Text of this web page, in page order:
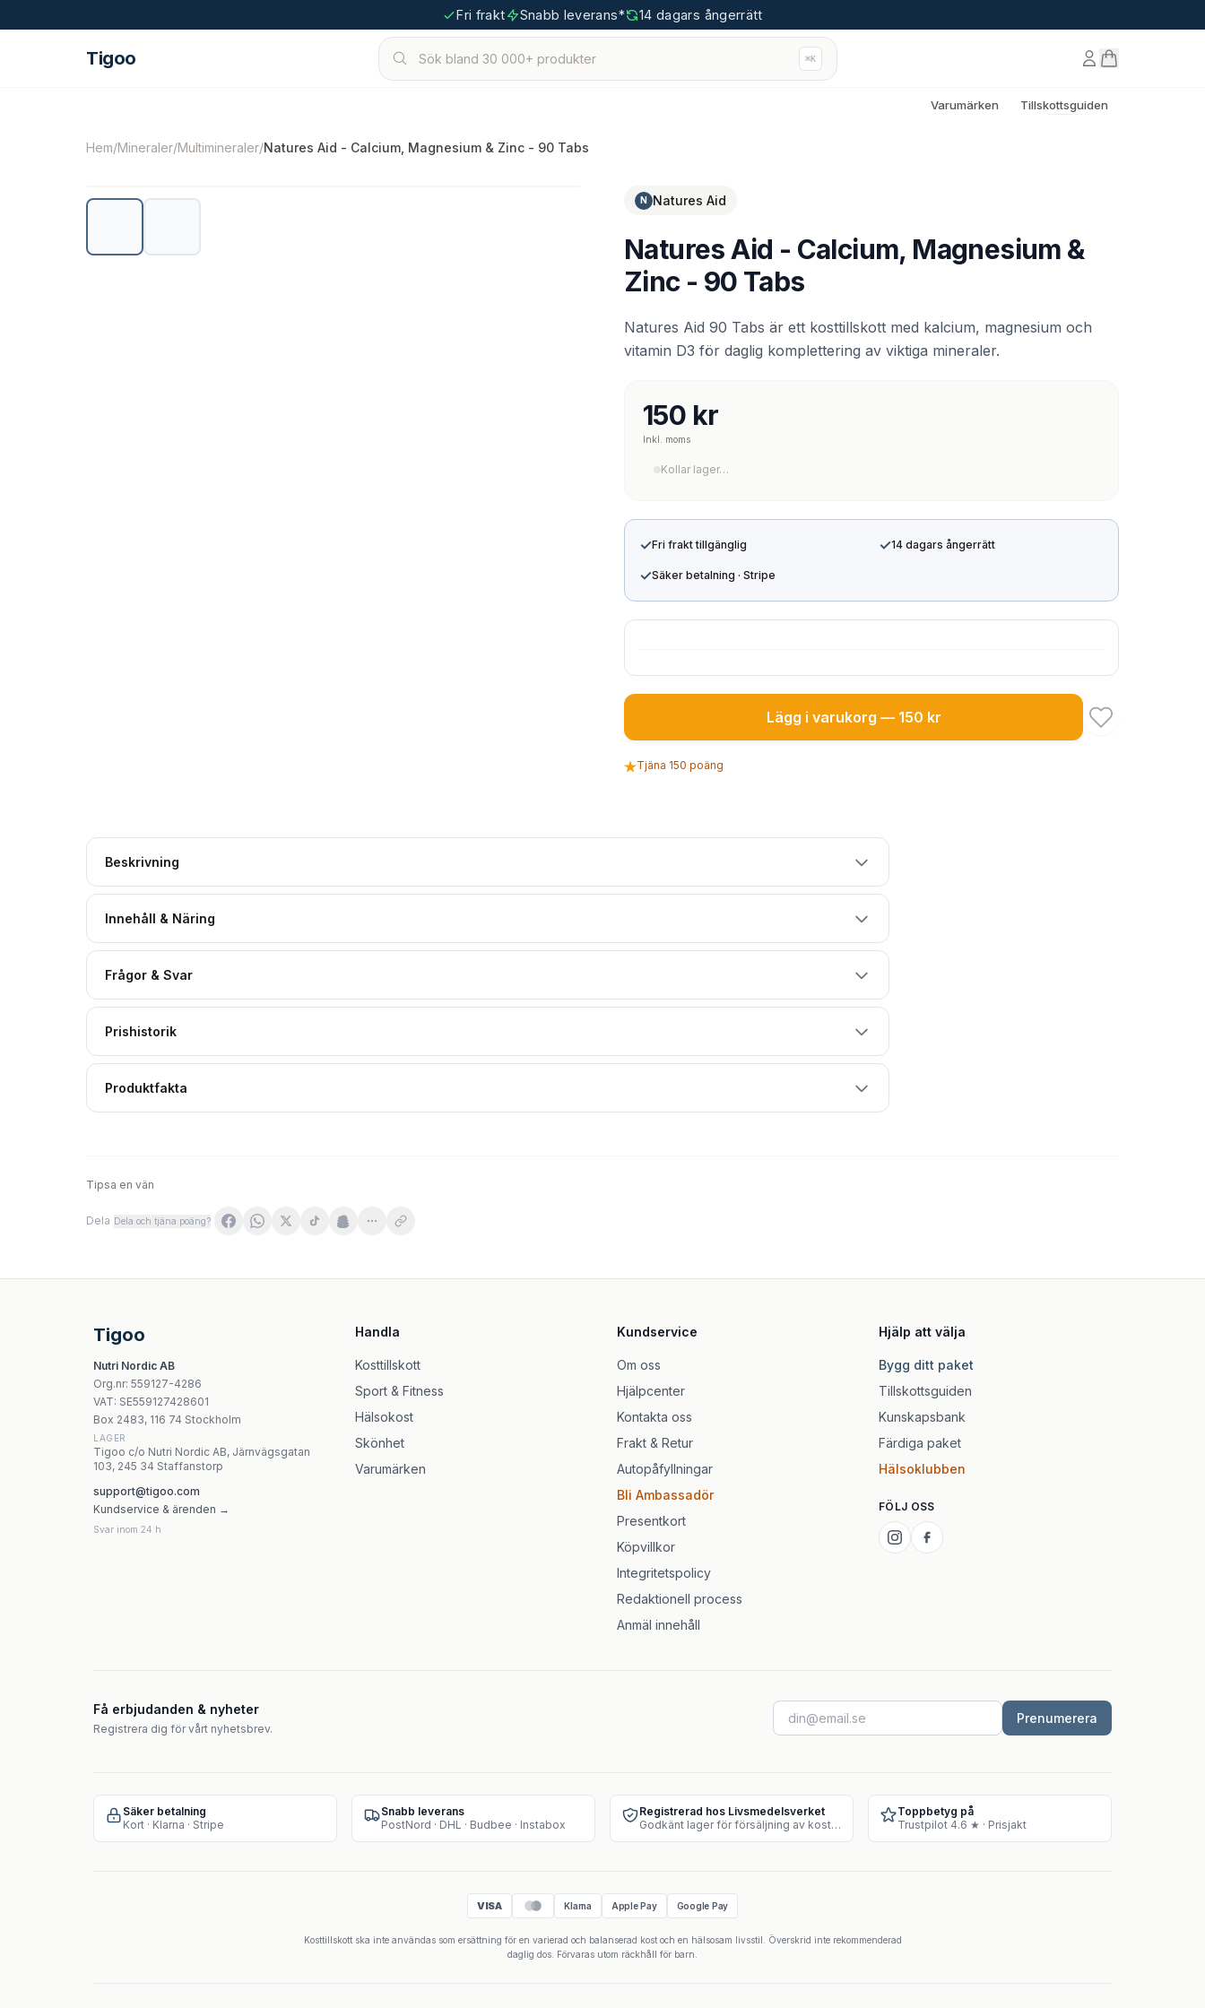
Fri frakt Snabb leverans* 14 dagars ångerrätt
Tigoo Sök bland 30 000+ produkter ⌘K
Varumärken Tillskottsguiden
©2026Nutri Nordic AB.Alla rättigheter förbehållna.tigoo.com
Hem/Mineraler/Multimineraler/Natures Aid - Calcium, Magnesium & Zinc - 90 Tabs
N Natures Aid
Natures Aid - Calcium, Magnesium &
Zinc - 90 Tabs
Natures Aid 90 Tabs är ett kosttillskott med kalcium, magnesium och
vitamin D3 för daglig komplettering av viktiga mineraler.
150 kr
Inkl. moms
Kollar lager…
✓Fri frakt tillgänglig ✓14 dagars ångerrätt
✓Säker betalning · Stripe
Lägg i varukorg — 150 kr
Tjäna 150 poäng
Beskrivning
Innehåll & Näring
Frågor & Svar
Prishistorik
Produktfakta
Tipsa en vän
Dela Dela och tjäna poäng?
Himalaya Shilajit 60 kapslar
Natures Aid Kalcium Gummies 400mg - 60 tuggbara tabletter
Natures Aid - Vitamin D3 1000IU (Vegan) - 60 Tabs
Natures Aid Quercetin Formula 90 kapslar
Protego Elektrolity Sport 20 tabletek musujących | Salvum Lab
Tigoo
Nutri Nordic AB
Org.nr: 559127-4286
VAT: SE559127428601
Box 2483, 116 74 Stockholm
LAGER
Tigoo c/o Nutri Nordic AB, Järnvägsgatan
103, 245 34 Staffanstorp
support@tigoo.com
Kundservice & ärenden →
Svar inom 24 h
Handla
Kosttillskott
Sport & Fitness
Hälsokost
Skönhet
Varumärken
Kundservice
Om oss
Hjälpcenter
Kontakta oss
Frakt & Retur
Autopåfyllningar
Bli Ambassadör
Presentkort
Köpvillkor
Integritetspolicy
Redaktionell process
Anmäl innehåll
Hjälp att välja
Bygg ditt paket
Tillskottsguiden
Kunskapsbank
Färdiga paket
Hälsoklubben
FÖLJ OSS
Få erbjudanden & nyheter
Registrera dig för vårt nyhetsbrev.
Prenumerera
Säker betalning
Kort · Klarna · Stripe
Snabb leverans
PostNord · DHL · Budbee · Instabox
Registrerad hos Livsmedelsverket
Godkänt lager för försäljning av kosttillskott
Toppbetyg på
Trustpilot 4.6 ★ · Prisjakt
VISA Klarna Apple Pay Google Pay
Kosttillskott ska inte användas som ersättning för en varierad och balanserad kost och en hälsosam livsstil. Överskrid inte rekommenderad
daglig dos. Förvaras utom räckhåll för barn.